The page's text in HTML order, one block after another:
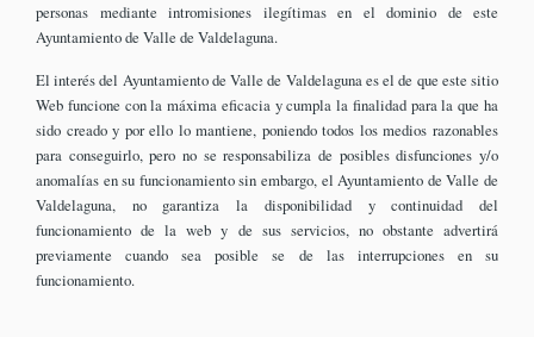
personas mediante intromisiones ilegítimas en el dominio de este
Ayuntamiento de Valle de Valdelaguna.
El interés del Ayuntamiento de Valle de Valdelaguna es el de que este sitio
Web funcione con la máxima eficacia y cumpla la finalidad para la que ha
sido creado y por ello lo mantiene, poniendo todos los medios razonables
para conseguirlo, pero no se responsabiliza de posibles disfunciones y/o
anomalías en su funcionamiento sin embargo, el Ayuntamiento de Valle de
Valdelaguna, no garantiza la disponibilidad y continuidad del
funcionamiento de la web y de sus servicios, no obstante advertirá
previamente cuando sea posible se de las interrupciones en su
funcionamiento.